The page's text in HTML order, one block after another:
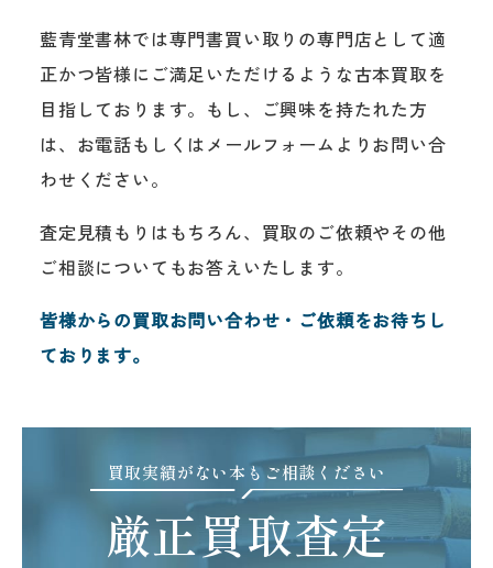
藍青堂書林では専門書買い取りの専門店として適
正かつ皆様にご満足いただけるような古本買取を
目指しております。もし、ご興味を持たれた方
は、お電話もしくはメールフォームよりお問い合
わせください。
査定見積もりはもちろん、買取のご依頼やその他
ご相談についてもお答えいたします。
皆様からの買取お問い合わせ・ご依頼をお待ちし
ております。
買取実績がない本もご相談ください
厳正買取査定